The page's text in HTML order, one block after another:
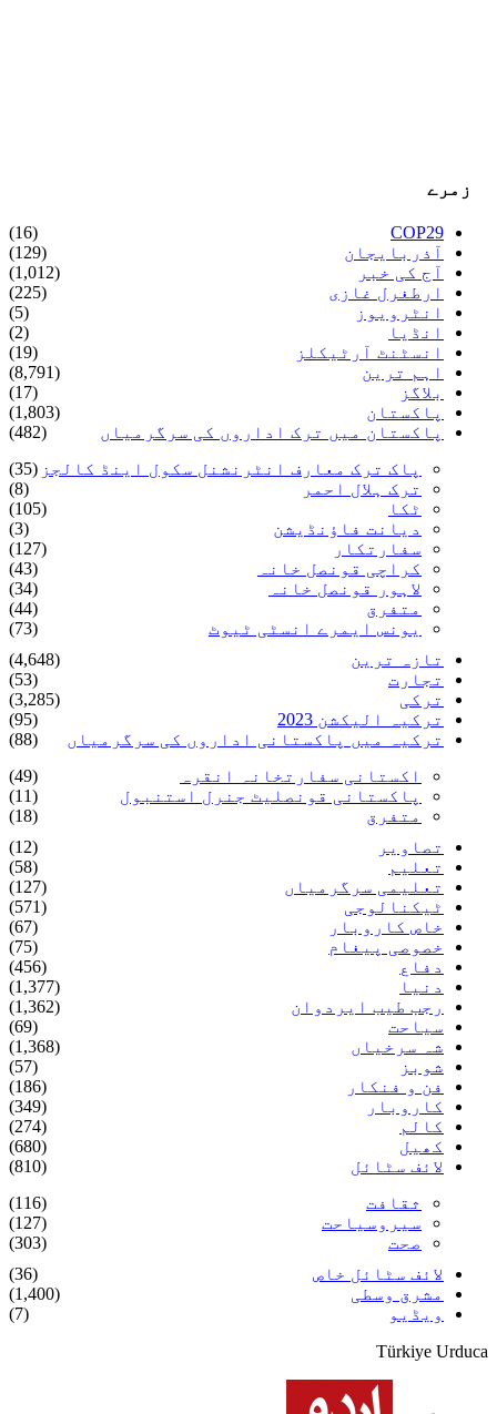
زمرے
COP29
(16)
آذربایجان
(129)
آج کی خبر
(1,012)
ارطغرل غازی
(225)
انٹرویوز
(5)
انڈیا
(2)
انسٹنٹ آرٹیکلز
(19)
اہم ترین
(8,791)
بلاگز
(17)
پاکستان
(1,803)
پاکستان میں ترک اداروں کی سرگرمیاں
(482)
پاک ترک معارف انٹرنشنل سکول اینڈ کالجز (35)
ترک ہلال احمر
(8)
ٹکا
(105)
دیانت فاؤنڈیشن
(3)
سفارتکار
(127)
کراچی قونصل خانہ
(43)
لاہور قونصل خانہ
(34)
متفرق
(44)
یونس ایمرے انسٹی ٹیوٹ
(73)
تازہ ترین
(4,648)
تجارت
(53)
ترکی
(3,285)
ترکیہ الیکشن 2023
(95)
ترکیہ میں پاکستانی اداروں کی سرگرمیاں
(88)
اکستانی سفارتخانہ انقرہ
(49)
پاکستانی قونصلیٹ جنرل استنبول
(11)
متفرق
(18)
تصاویر
(12)
تعلیم
(58)
تعلیمی سرگرمیاں
(127)
ٹیکنالوجی
(571)
خاص کاروبار
(67)
خصوصی پیغام
(75)
دفاع
(456)
دنیا
(1,377)
رجب طیب ایردوان
(1,362)
سیاحت
(69)
شہ سرخیاں
(1,368)
شوبز
(57)
فن و فنکار
(186)
کاروبار
(349)
کالم
(274)
کھیل
(680)
لائف سٹائل
(810)
ثقافت
(116)
سیروسیاحت
(127)
صحت
(303)
لائف سٹائل خاص
(36)
مشرق وسطی
(1,400)
ویڈیو
(7)
Türkiye Urduca